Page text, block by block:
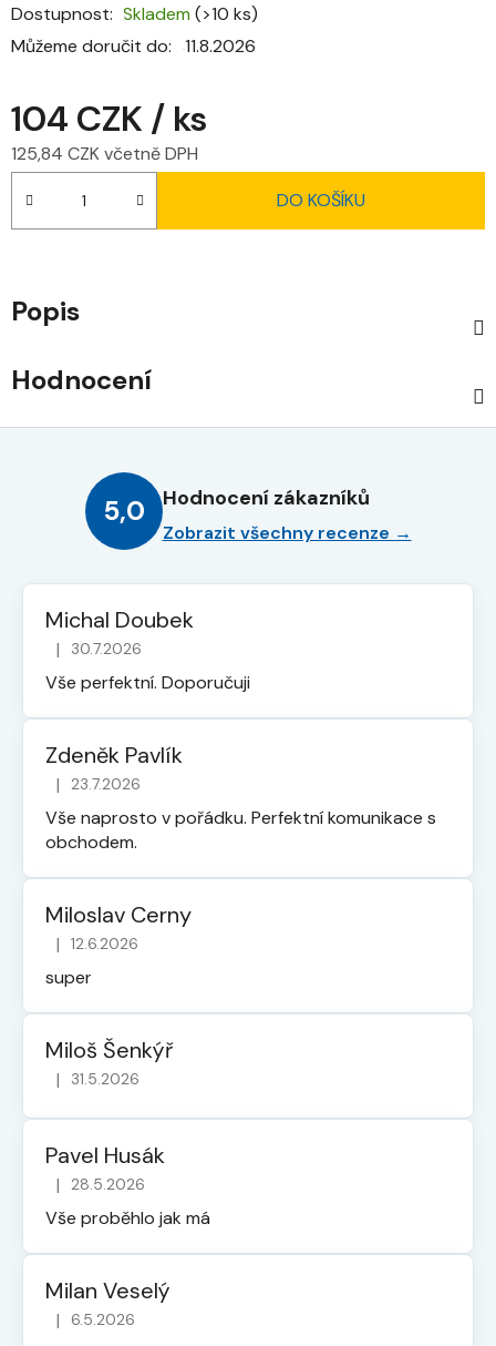
Dostupnost Skladem (>10 ks)
Můžeme doručit do:
11.8.2026
104 CZK / ks
125,84 CZK včetně DPH
DO KOŠÍKU
Popis
Hodnocení
5,0 Hodnocení zákazníků
Zobrazit všechny recenze →
Michal Doubek
Hodnocení obchodu je 5 z 5 hvězdiček.
| 30.7.2026
Vše perfektní. Doporučuji
Zdeněk Pavlík
Hodnocení obchodu je 5 z 5 hvězdiček.
| 23.7.2026
Vše naprosto v pořádku. Perfektní komunikace s
obchodem.
Miloslav Cerny
Hodnocení obchodu je 5 z 5 hvězdiček.
| 12.6.2026
super
Miloš Šenkýř
Hodnocení obchodu je 5 z 5 hvězdiček.
| 31.5.2026
Pavel Husák
Hodnocení obchodu je 5 z 5 hvězdiček.
| 28.5.2026
Vše proběhlo jak má
Milan Veselý
Hodnocení obchodu je 5 z 5 hvězdiček.
| 6.5.2026